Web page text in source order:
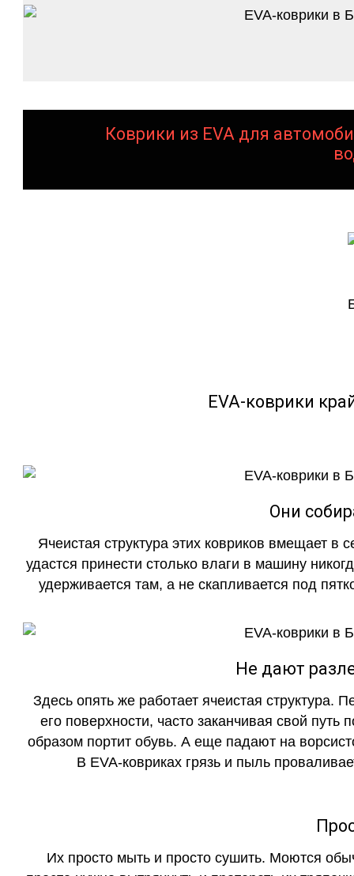
Коврики из EVA для
EVA-коврики
Они
Ячеистая структура этих ковриков вмещает в
удастся принести столько влаги в машину
удерживается там, а не скапливается под
Не дают
Здесь опять же работает ячеистая структура.
его поверхности, часто заканчивая свой
образом портит обувь. А еще падают на
В EVA-ковриках грязь и пыль
Их просто мыть и просто сушить. Моются